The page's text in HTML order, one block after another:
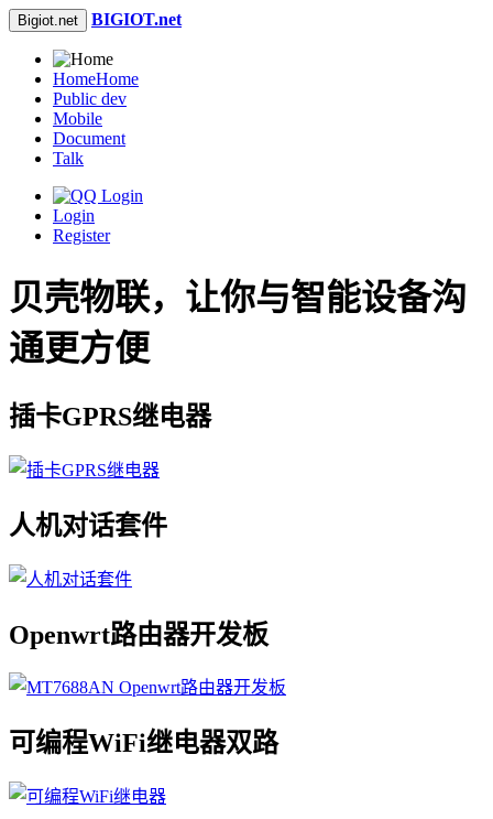
Bigiot.net BIGIOT.net
HomeHome
Public dev
Mobile
Document
Talk
Login
Register
贝壳物联，让你与智能设备沟
通更方便
插卡GPRS继电器
人机对话套件
Openwrt路由器开发板
可编程WiFi继电器双路